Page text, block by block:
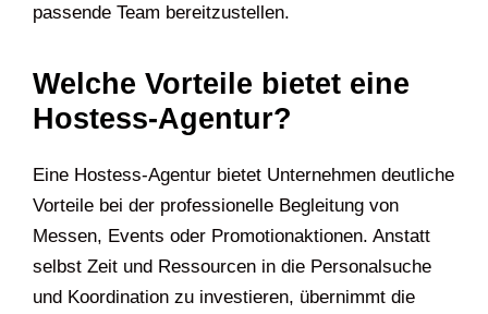
passende Team bereitzustellen.
Welche Vorteile bietet eine
Hostess-Agentur?
Eine Hostess-Agentur bietet Unternehmen deutliche
Vorteile bei der professionelle Begleitung von
Messen, Events oder Promotionaktionen. Anstatt
selbst Zeit und Ressourcen in die Personalsuche
und Koordination zu investieren, übernimmt die